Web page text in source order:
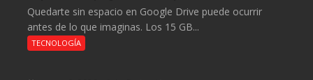
Quedarte sin espacio en Google Drive puede ocurrir
antes de lo que imaginas. Los 15 GB...
TECNOLOGÍA